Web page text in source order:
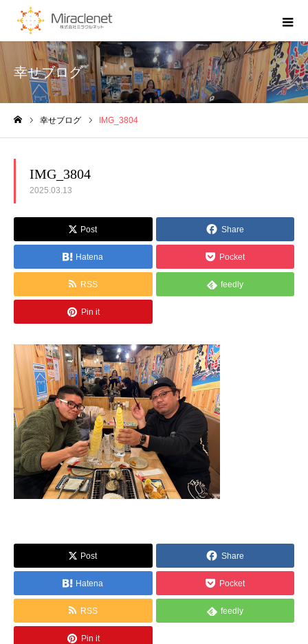
幸せブログ
幸せブログ IMG_3804
IMG_3804
2025.03.13
Post Share
Hatena Pocket
RSS feedly
Pin it
Post Share
Hatena Pocket
RSS feedly
Pin it